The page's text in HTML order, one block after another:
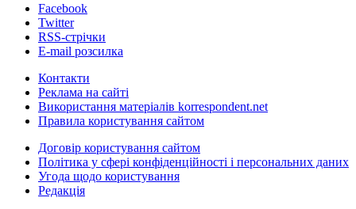
Facebook
Twitter
RSS-стрічки
E-mail розсилка
Контакти
Реклама на сайті
Використання матеріалів korrespondent.net
Правила користування сайтом
Договір користування сайтом
Політика у сфері конфіденційності і персональних даних
Угода щодо користування
Редакція